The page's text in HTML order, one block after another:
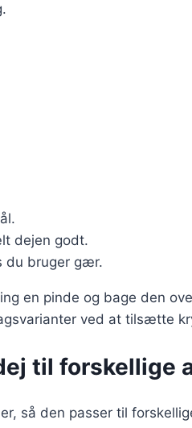
dejen godt.
du bruger gær.
en pinde og bage den
ved at tilsætte
til forskellige
så den passer til